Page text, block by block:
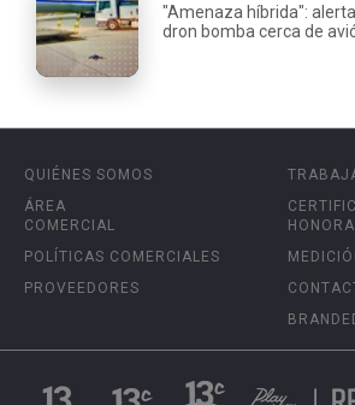
"Amenaza híbrida":
dron bomba cerca de
QUIÉNES SOMOS
ÁREA
COMERCIAL
POLÍTICAS COMERCIALES
PROVEEDORES